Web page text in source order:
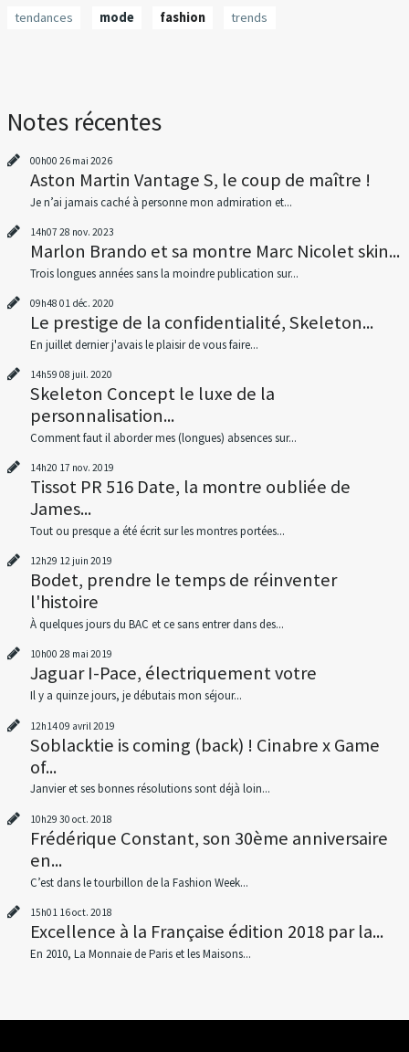
tendances
mode fashion trends
Notes récentes
00h00 26 mai 2026
Aston Martin Vantage S, le coup de maître !
Je n’ai jamais caché à personne mon admiration et...
14h07 28 nov. 2023
Marlon Brando et sa montre Marc Nicolet skin...
Trois longues années sans la moindre publication sur...
09h48 01 déc. 2020
Le prestige de la confidentialité, Skeleton...
En juillet dernier j'avais le plaisir de vous faire...
14h59 08 juil. 2020
Skeleton Concept le luxe de la
personnalisation...
Comment faut il aborder mes (longues) absences sur...
14h20 17 nov. 2019
Tissot PR 516 Date, la montre oubliée de
James...
Tout ou presque a été écrit sur les montres portées...
12h29 12 juin 2019
Bodet, prendre le temps de réinventer
l'histoire
À quelques jours du BAC et ce sans entrer dans des...
10h00 28 mai 2019
Jaguar I-Pace, électriquement votre
Il y a quinze jours, je débutais mon séjour...
12h1409 avril 2019
Soblacktie is coming (back) ! Cinabre x Game
of...
Janvier et ses bonnes résolutions sont déjà loin...
10h29 30 oct. 2018
Frédérique Constant, son 30ème anniversaire
en...
C’est dans le tourbillon de la Fashion Week...
15h01 16oct. 2018
Excellence à la Française édition 2018 par la...
En 2010, La Monnaie de Paris et les Maisons...